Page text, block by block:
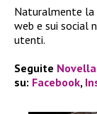
Naturalmente la
web e sui social
utenti.
Seguite
su: Facebook,